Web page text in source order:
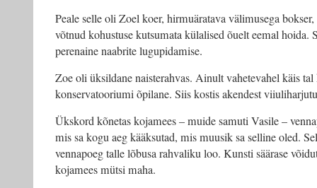
Peale selle oli Zoel koer, hirmuäratava välimusega
võtnud kohustuse kutsumata külalised õuelt eemal hoida.
perenaine naabrite lugupidamise.
Zoe oli üksildane naisterahvas. Ainult vahetevahel käis tal
konservatooriumi õpilane. Siis kostis akendest
Ükskord kõnetas kojamees – muide samuti Vasile –
mis sa kogu aeg kääksutad, mis muusik sa selline oled.
vennapoeg talle lõbusa rahvaliku loo. Kunsti säärase
kojamees mütsi maha.